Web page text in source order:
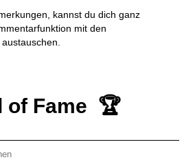
kannst du dich ganz
mit den
of Fame 🏆